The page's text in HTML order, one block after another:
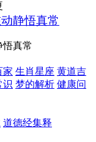
静悟真常
家 生肖星座 黄道吉
识 梦的解析 健康问
道德经集释